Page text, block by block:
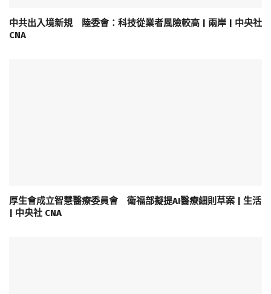
中共出入境新規 陸委會：科技從業者風險較高 | 兩岸 | 中央社
CNA
厚生會成立智慧醫療委員會 衛福部擬提AI醫療細則草案 | 生活
| 中央社 CNA